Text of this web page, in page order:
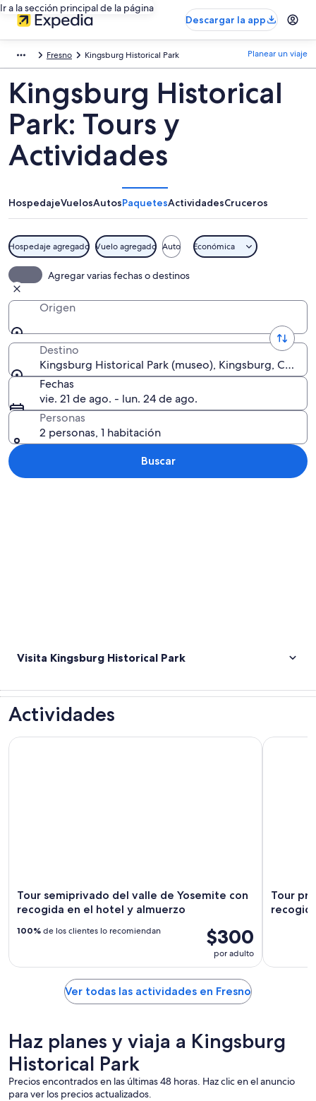
Ir a la sección principal de la página
Descargar la app
Fresno Kingsburg Historical Park Planear un viaje
Kingsburg Historical
Park: Tours y
Actividades
HospedajeVuelosAutosPaquetesActividadesCruceros
Hospedaje agregado Vuelo agregado Auto Económica
Agregar varias fechas o destinos
Origen
Destino
Kingsburg Historical Park (museo), Kingsburg,
Fechas
vie. 21 de ago. - lun. 24 de ago.
Personas
2 personas, 1 habitación
Buscar
Visita Kingsburg Historical Park
Actividades
Tour semiprivado del valle de Yosemite con
recogida en el hotel y almuerzo
$300
por adulto
100% de los clientes lo recomiendan
Tour semiprivado del valle de Yosemite con recogida en el
Tour
Tour
Ver todas las actividades en Fresno
Haz planes y viaja a Kingsburg
Historical Park
Precios encontrados en las últimas 48 horas. Haz clic en el anuncio
para ver los precios actualizados.